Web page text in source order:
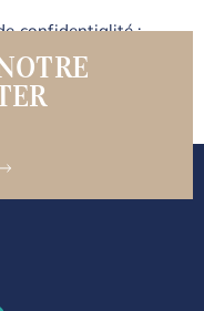
confidentialité :